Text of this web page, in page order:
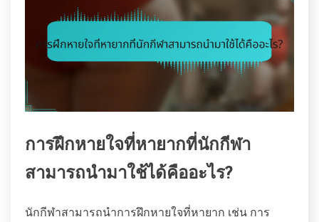
การฝึกหายใจที่หายากที่นักกีฬา
สามารถนำมาใช้ได้คืออะไร?
นักกีฬาสามารถนำการฝึกหายใจที่หายาก เช่น การ